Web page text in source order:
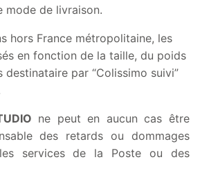
mode de livraison.
hors France métropolitaine, les
en fonction de la taille, du poids
par “Colissimo suivi”
ne peut en aucun cas être
des retards ou dommages
services de la Poste ou des